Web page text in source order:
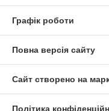
Графік роботи
Повна версія сайту
Сайт створено на
Політика